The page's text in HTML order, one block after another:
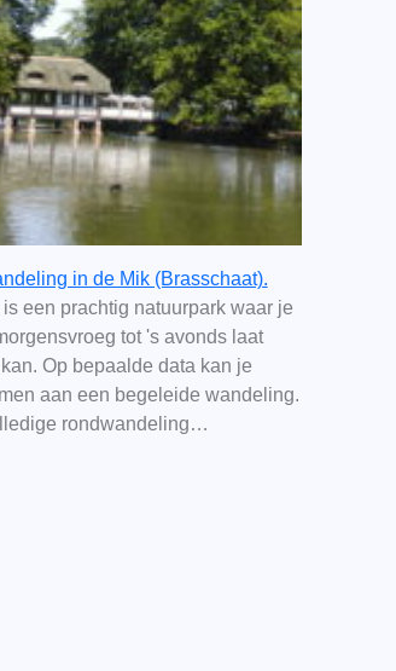
in de Mik (Brasschaat).
is een prachtig natuurpark waar je
tot 's avonds laat
Op bepaalde data kan je
aan een begeleide wandeling.
rondwandeling…